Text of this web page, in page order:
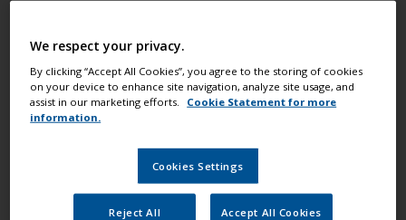
Go To Home
Måla din båt som ett proffs
Hitta de bästa produkterna för att
underhålla din båt
We respect your privacy.
By clicking “Accept All Cookies”, you agree to the storing of cookies
on your device to enhance site navigation, analyze site usage, and
assist in our marketing efforts.
Cookie Statement for more
information.
Cookies Settings
Reject All Accept All Cookies